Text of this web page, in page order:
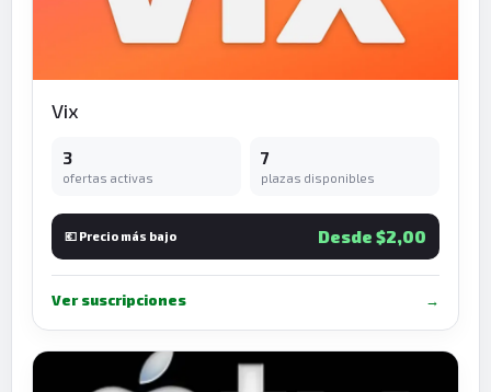
Vix
3
ofertas activas
7
plazas disponibles
💶 Precio más bajo Desde $2,00
Ver suscripciones →